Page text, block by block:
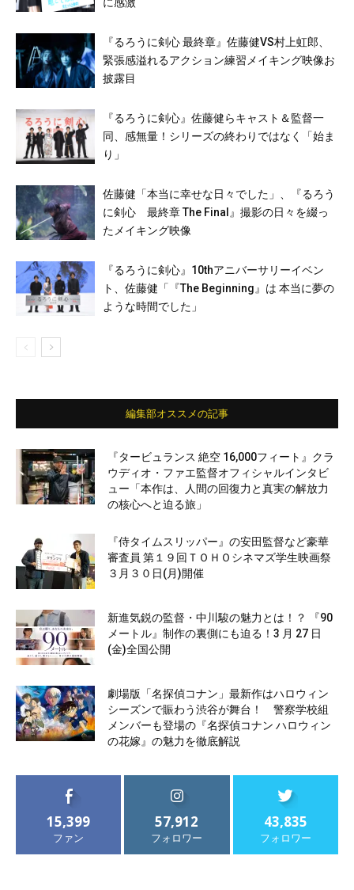
『るろうに剣心 最終章』佐藤健VS村上虹郎、
緊張感溢れるアクション練習メイキング映像お
披露目
『るろうに剣心』佐藤健らキャスト＆監督一
同、感無量！シリーズの終わりではなく「始ま
り」
佐藤健「本当に幸せな日々でした」、『るろう
に剣心 最終章 The Final』撮影の日々を綴っ
たメイキング映像
『るろうに剣心』10thアニバーサリーイベン
ト、佐藤健「『The Beginning』は 本当に夢の
ような時間でした」
編集部オススメの記事
『タービュランス 絶空 16,000フィート』クラ
ウディオ・ファエ監督オフィシャルインタビ
ュー「本作は、人間の回復力と真実の解放力
の核心へと迫る旅」
『侍タイムスリッパー』の安田監督など豪華
審査員 第１９回ＴＯＨＯシネマズ学生映画祭
３月３０日(月)開催
新進気鋭の監督・中川駿の魅力とは！？ 『90
メートル』制作の裏側にも迫る！3 月 27 日
(金)全国公開
劇場版「名探偵コナン」最新作はハロウィン
シーズンで賑わう渋谷が舞台！ 警察学校組
メンバーも登場の『名探偵コナン ハロウィン
の花嫁』の魅力を徹底解説
15,399
ファン
57,912
フォロワー
43,835
フォロワー